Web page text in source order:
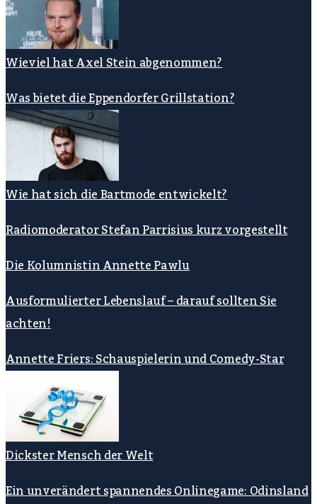
Wieviel hat Axel Stein abgenommen?
Was bietet die Eppendorfer Grillstation?
Wie hat sich die Bartmode entwickelt?
Radiomoderator Stefan Parrisius kurz vorgestellt
Die Kolumnistin Annette Pawlu
Ausformulierter Lebenslauf – darauf sollten Sie
achten!
Annette Friers: Schauspielerin und Comedy-Star
Dickster Mensch der Welt
Ein unverändert spannendes Onlinegame: Odinsland